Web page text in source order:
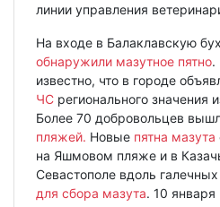
линии управления
На входе в Балаклавскую
обнаружили мазутное пятно.
известно, что в городе
ЧС регионального значения
Более 70 добровольцев
пляжей. Новые пятна мазута
на Яшмовом пляже и в
Севастополе вдоль
для сбора мазута. 10 января